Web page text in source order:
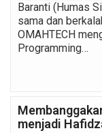
Baranti (Humas
sama dan
OMAHTECH
Programming…
menjadi